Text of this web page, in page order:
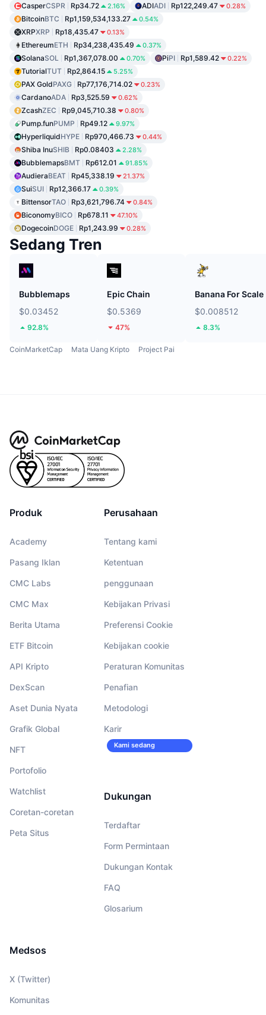
CasperCSPR Rp34.72 2.16% ADIADI Rp122,249.47 0.28%
BitcoinBTC Rp1,159,534,133.27 0.54%
XRPXRP Rp18,435.47 0.13%
EthereumETH Rp34,238,435.49 0.37%
SolanaSOL Rp1,367,078.00 0.70% PiPI Rp1,589.42 0.22%
TutorialTUT Rp2,864.15 5.25%
PAX GoldPAXG Rp77,176,714.02 0.23%
CardanoADA Rp3,525.59 0.62%
ZcashZEC Rp9,045,710.38 0.80%
Pump.funPUMP Rp49.12 9.97%
HyperliquidHYPE Rp970,466.73 0.44%
Shiba InuSHIB Rp0.08403 2.28%
BubblemapsBMT Rp612.01 91.85%
AudieraBEAT Rp45,338.19 21.37%
SuiSUI Rp12,366.17 0.39%
BittensorTAO Rp3,621,796.74 0.84%
BiconomyBICO Rp678.11 47.10%
DogecoinDOGE Rp1,243.99 0.28%
Sedang Tren
Bubblemaps
$0.03452
92.8%
Epic Chain
$0.5369
47%
Banana For Scale
$0.008512
8.3%
CoinMarketCap Mata Uang Kripto Project Pai
Produk
Academy
Pasang Iklan
CMC Labs
CMC Max
Berita Utama
ETF Bitcoin
API Kripto
DexScan
Aset Dunia Nyata
Grafik Global
NFT
Portofolio
Watchlist
Coretan-coretan
Peta Situs
Perusahaan
Tentang kami
Ketentuan
penggunaan
Kebijakan Privasi
Preferensi Cookie
Kebijakan cookie
Peraturan Komunitas
Penafian
Metodologi
Karir
Kami sedang
Dukungan
Terdaftar
Form Permintaan
Dukungan Kontak
FAQ
Glosarium
Medsos
X (Twitter)
Komunitas